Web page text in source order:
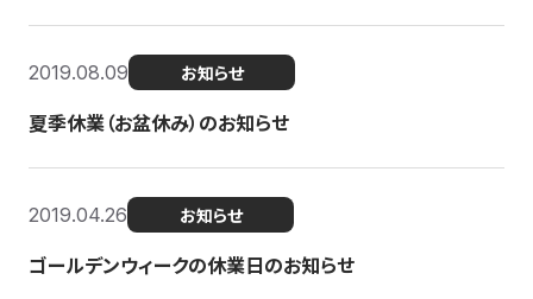
2019.08.09 お知らせ
夏季休業（お盆休み）のお知らせ
2019.04.26 お知らせ
ゴールデンウィークの休業日のお知らせ